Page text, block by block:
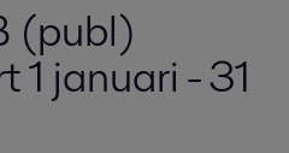
(publ)
1 januari - 31